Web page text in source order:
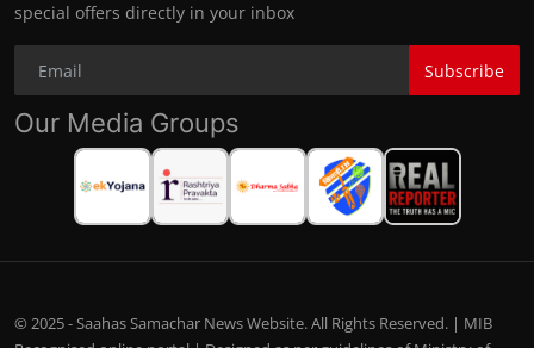
special offers directly in your inbox
Subscribe
Our Media Groups
© 2025 - Saahas Samachar News Website. All Rights Reserved. | MIB